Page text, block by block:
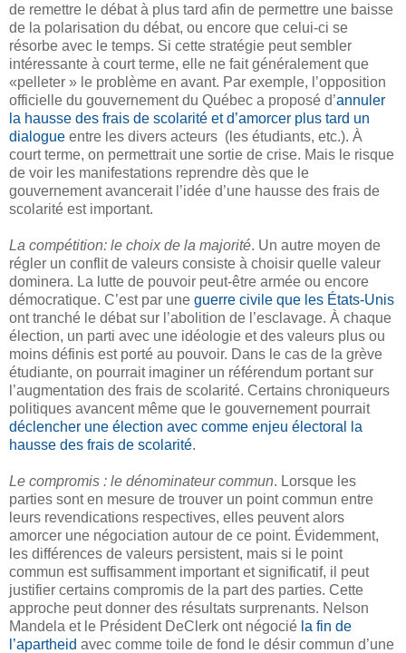
de remettre le débat à plus tard afin de permettre une baisse
de la polarisation du débat, ou encore que celui-ci se
résorbe avec le temps. Si cette stratégie peut sembler
intéressante à court terme, elle ne fait généralement que
«pelleter » le problème en avant. Par exemple, l’opposition
officielle du gouvernement du Québec a proposé d’annuler
la hausse des frais de scolarité et d’amorcer plus tard un
dialogue entre les divers acteurs (les étudiants, etc.). À
court terme, on permettrait une sortie de crise. Mais le risque
de voir les manifestations reprendre dès que le
gouvernement avancerait l’idée d’une hausse des frais de
scolarité est important.
La compétition: le choix de la majorité. Un autre moyen de
régler un conflit de valeurs consiste à choisir quelle valeur
dominera. La lutte de pouvoir peut-être armée ou encore
démocratique. C’est par une guerre civile que les États-Unis
ont tranché le débat sur l’abolition de l’esclavage. À chaque
élection, un parti avec une idéologie et des valeurs plus ou
moins définis est porté au pouvoir. Dans le cas de la grève
étudiante, on pourrait imaginer un référendum portant sur
l’augmentation des frais de scolarité. Certains chroniqueurs
politiques avancent même que le gouvernement pourrait
déclencher une élection avec comme enjeu électoral la
hausse des frais de scolarité.
Le compromis : le dénominateur commun. Lorsque les
parties sont en mesure de trouver un point commun entre
leurs revendications respectives, elles peuvent alors
amorcer une négociation autour de ce point. Évidemment,
les différences de valeurs persistent, mais si le point
commun est suffisamment important et significatif, il peut
justifier certains compromis de la part des parties. Cette
approche peut donner des résultats surprenants. Nelson
Mandela et le Président DeClerk ont négocié la fin de
l’apartheid avec comme toile de fond le désir commun d’une